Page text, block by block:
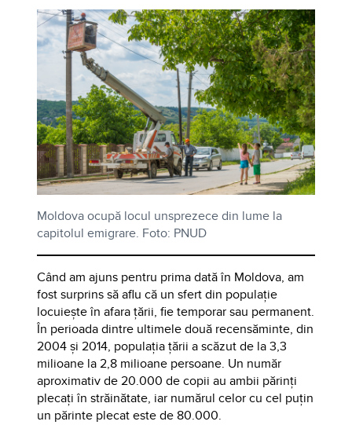
Moldova ocupă locul unsprezece din lume la
capitolul emigrare. Foto: PNUD
Când am ajuns pentru prima dată în Moldova, am
fost surprins să aflu că un sfert din populație
locuiește în afara țării, fie temporar sau permanent.
În perioada dintre ultimele două recensăminte, din
2004 și 2014, populația țării a scăzut de la 3,3
milioane la 2,8 milioane persoane. Un număr
aproximativ de 20.000 de copii au ambii părinți
plecați în străinătate, iar numărul celor cu cel puțin
un părinte plecat este de 80.000.